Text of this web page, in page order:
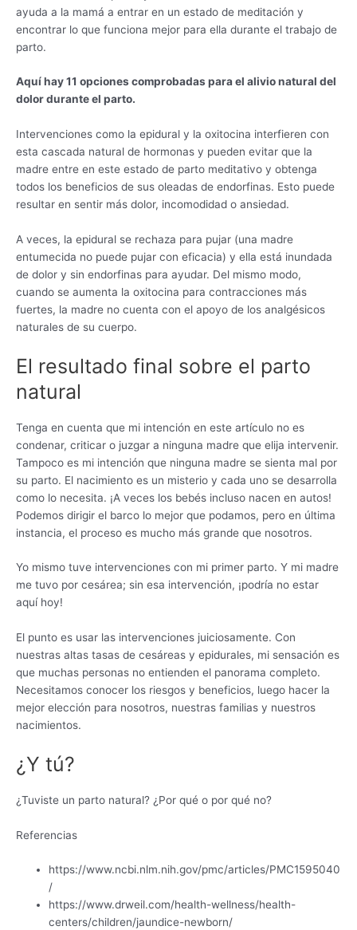
ayuda a la mamá a entrar en un estado de meditación y
encontrar lo que funciona mejor para ella durante el trabajo de
parto.
Aquí hay 11 opciones comprobadas para el alivio natural del
dolor durante el parto.
Intervenciones como la epidural y la oxitocina interfieren con
esta cascada natural de hormonas y pueden evitar que la
madre entre en este estado de parto meditativo y obtenga
todos los beneficios de sus oleadas de endorfinas. Esto puede
resultar en sentir más dolor, incomodidad o ansiedad.
A veces, la epidural se rechaza para pujar (una madre
entumecida no puede pujar con eficacia) y ella está inundada
de dolor y sin endorfinas para ayudar. Del mismo modo,
cuando se aumenta la oxitocina para contracciones más
fuertes, la madre no cuenta con el apoyo de los analgésicos
naturales de su cuerpo.
El resultado final sobre el parto
natural
Tenga en cuenta que mi intención en este artículo no es
condenar, criticar o juzgar a ninguna madre que elija intervenir.
Tampoco es mi intención que ninguna madre se sienta mal por
su parto. El nacimiento es un misterio y cada uno se desarrolla
como lo necesita. ¡A veces los bebés incluso nacen en autos!
Podemos dirigir el barco lo mejor que podamos, pero en última
instancia, el proceso es mucho más grande que nosotros.
Yo mismo tuve intervenciones con mi primer parto. Y mi madre
me tuvo por cesárea; sin esa intervención, ¡podría no estar
aquí hoy!
El punto es usar las intervenciones juiciosamente. Con
nuestras altas tasas de cesáreas y epidurales, mi sensación es
que muchas personas no entienden el panorama completo.
Necesitamos conocer los riesgos y beneficios, luego hacer la
mejor elección para nosotros, nuestras familias y nuestros
nacimientos.
¿Y tú?
¿Tuviste un parto natural? ¿Por qué o por qué no?
Referencias
https://www.ncbi.nlm.nih.gov/pmc/articles/PMC1595040
/
https://www.drweil.com/health-wellness/health-
centers/children/jaundice-newborn/